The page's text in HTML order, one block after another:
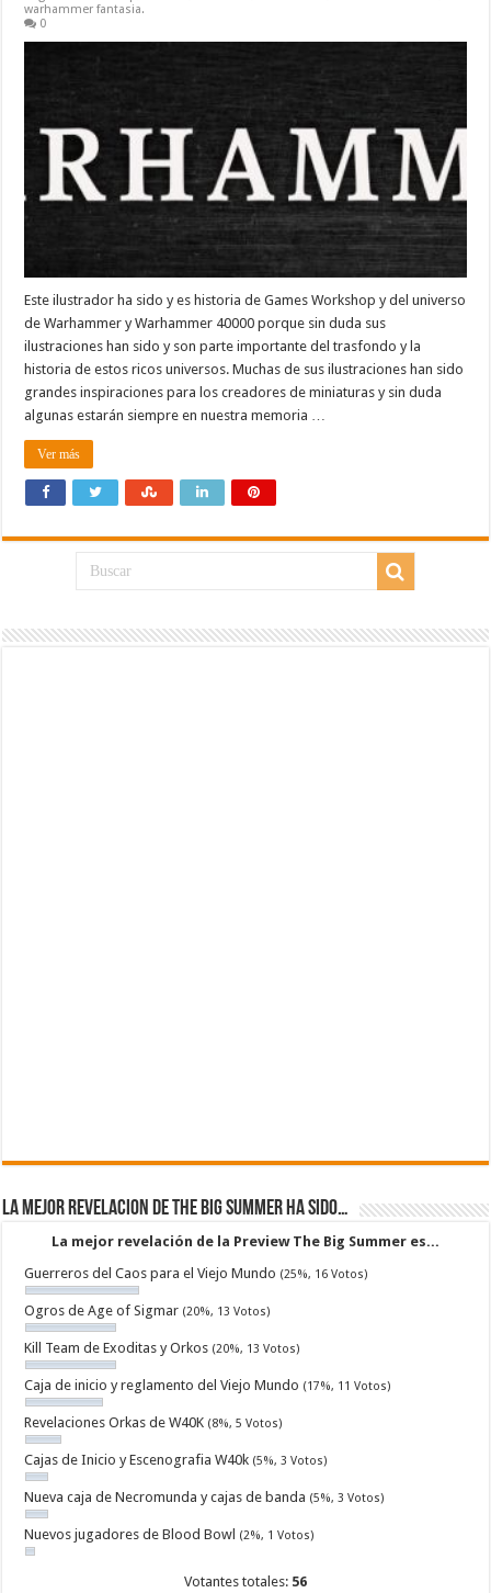
warhammer fantasia.
0
Este ilustrador ha sido y es historia de Games Workshop y del universo
de Warhammer y Warhammer 40000 porque sin duda sus
ilustraciones han sido y son parte importante del trasfondo y la
historia de estos ricos universos. Muchas de sus ilustraciones han sido
grandes inspiraciones para los creadores de miniaturas y sin duda
algunas estarán siempre en nuestra memoria …
Ver más
La mejor revelacion de The Big Summer ha sido…
La mejor revelación de la Preview The Big Summer es...
Guerreros del Caos para el Viejo Mundo (25%, 16 Votos)
Ogros de Age of Sigmar (20%, 13 Votos)
Kill Team de Exoditas y Orkos (20%, 13 Votos)
Caja de inicio y reglamento del Viejo Mundo (17%, 11 Votos)
Revelaciones Orkas de W40K (8%, 5 Votos)
Cajas de Inicio y Escenografia W40k (5%, 3 Votos)
Nueva caja de Necromunda y cajas de banda (5%, 3 Votos)
Nuevos jugadores de Blood Bowl (2%, 1 Votos)
Votantes totales: 56